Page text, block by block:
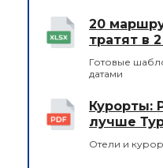
20
тратят в
Готовые
датами
Курорты:
лучше
Отели и